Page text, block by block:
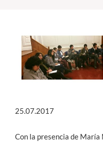
English
25.07.2017
Con la presencia de María